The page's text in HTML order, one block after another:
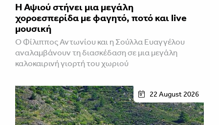
Η Αψιού στήνει μια μεγάλη
χοροεσπερίδα με φαγητό, ποτό και live
μουσική
Ο Φίλιππος Αντωνίου και η Σούλλα Ευαγγέλου
αναλαμβάνουν τη διασκέδαση σε μια μεγάλη
καλοκαιρινή γιορτή του χωριού
22 August 2026